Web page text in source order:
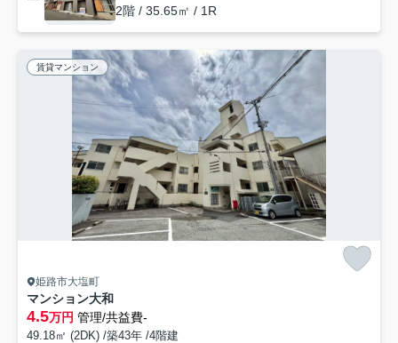
2階 / 35.65㎡ / 1R
賃貸マンション
姫路市大塩町
マンション大和
4.5万円 管理/共益費-
49.18㎡ (2DK) /築43年 /4階建